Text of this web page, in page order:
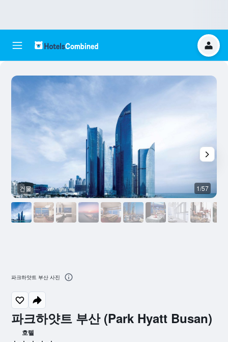
파크하얏트 부산 (Park Hyatt Busan)
호텔
건물 1/57
파크하얏트 부산 사진